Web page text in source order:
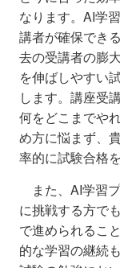
なります。AI学
講者が確保でき
去の受講者の膨
を伸ばしやすい
します。講座受
何をどこまでや
め方に悩まず、
率的に試験合格
また、AI学習
に挑戦する方で
で進められるこ
的な学習の継続